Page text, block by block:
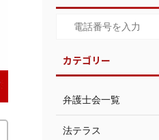
カテゴリー
弁護士会一覧
法テラス